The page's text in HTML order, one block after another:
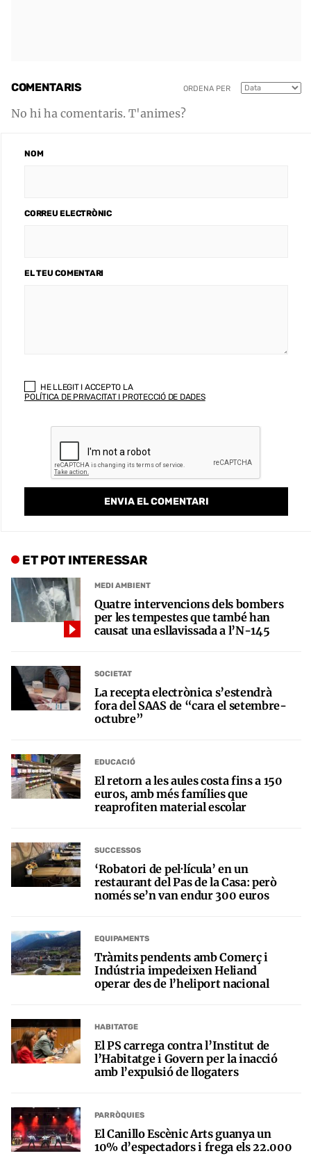
COMENTARIS ORDENA PER
No hi ha comentaris. T'animes?
NOM
CORREU ELECTRÒNIC
EL TEU COMENTARI
HE LLEGIT I ACCEPTO LA
POLÍTICA DE PRIVACITAT I PROTECCIÓ DE DADES
ET POT INTERESSAR
MEDI AMBIENT
Quatre intervencions dels bombers
per les tempestes que també han
causat una esllavissada a l’N-145
SOCIETAT
La recepta electrònica s’estendrà
fora del SAAS de “cara el setembre-
octubre”
EDUCACIÓ
El retorn a les aules costa fins a 150
euros, amb més famílies que
reaprofiten material escolar
SUCCESSOS
‘Robatori de pel·lícula’ en un
restaurant del Pas de la Casa: però
només se’n van endur 300 euros
EQUIPAMENTS
Tràmits pendents amb Comerç i
Indústria impedeixen Heliand
operar des de l’heliport nacional
HABITATGE
El PS carrega contra l’Institut de
l’Habitatge i Govern per la inacció
amb l’expulsió de llogaters
PARRÒQUIES
El Canillo Escènic Arts guanya un
10% d’espectadors i frega els 22.000